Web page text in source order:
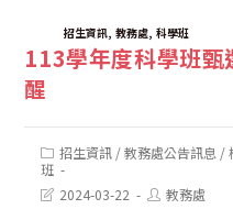
TAGS:招生資訊, 教務處, 科學班
113學年度科學班
醒
Post
category:
招生資訊 / 教務處公告訊息 /
班
Post2024-03-22
Post教務處